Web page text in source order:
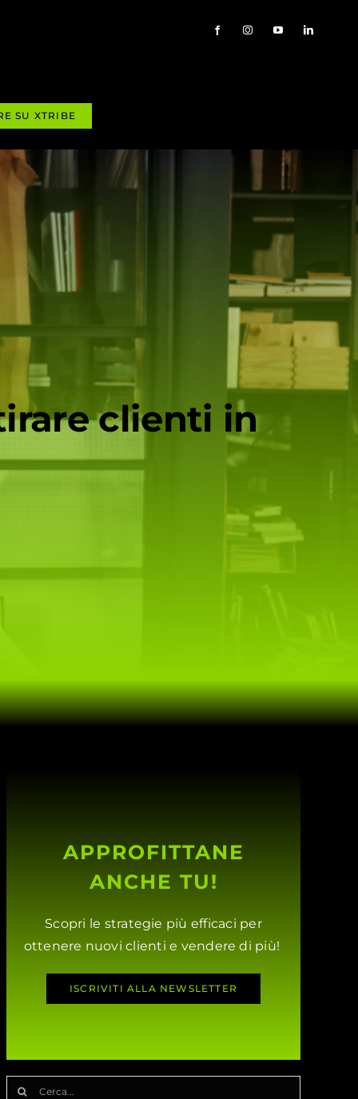
SU XTRIBE
clienti in
APPROFITTANE
ANCHE TU!
Scopri le strategie più efficaci per
ottenere nuovi clienti e vendere di più!
ISCRIVITI ALLA NEWSLETTER
Cerca